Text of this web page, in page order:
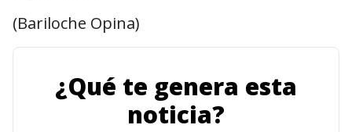
(Bariloche Opina)
¿Qué te genera esta
noticia?